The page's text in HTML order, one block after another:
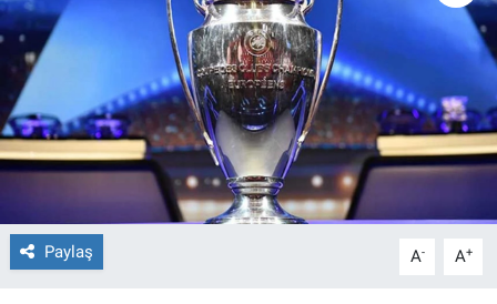
Paylaş A- A+
Ekonomi
Gerçeğin İzinde
Gün Başlıyor
Gün Bitiyor